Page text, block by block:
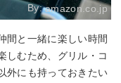
By:amazon.co.jp
間と一緒に楽しい時間
しむため、グリル・コ
外にも持っておきたい